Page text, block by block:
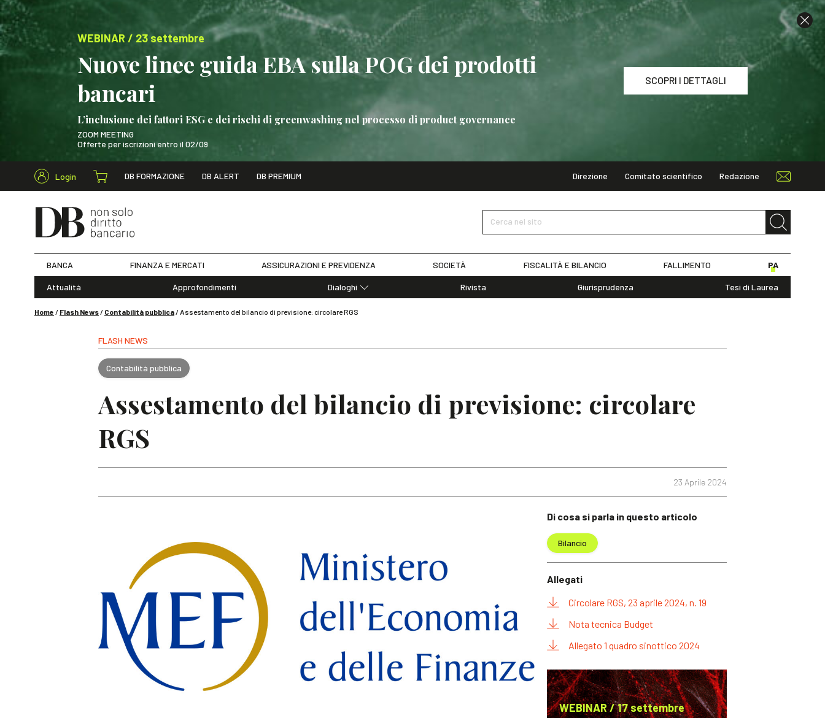
WEBINAR / 23 settembre
Nuove linee guida EBA sulla POG dei prodotti
bancari
L’inclusione dei fattori ESG e dei rischi di greenwashing nel processo di product governance
ZOOM MEETING
Offerte per iscrizioni entro il 02/09
SCOPRI I DETTAGLI
WEBINAR / 23 settembre Nuove linee guida EBA sulla POG dei prodotti bancari SCOPRI I DETTAGLI
Login DB FORMAZIONE DB ALERT DB PREMIUM Direzione Comitato scientifico Redazione
Cerca nel sito
Cerca nel sito
BANCA FINANZA E MERCATI ASSICURAZIONI E PREVIDENZA SOCIETÀ FISCALITÀ E BILANCIO FALLIMENTO PA
Attualità Approfondimenti
Dialoghi
Rivista Giurisprudenza Tesi di Laurea
Home / Flash News/ Contabilità pubblica/Assestamento del bilancio di previsione: circolare RGS
FLASH NEWS
Contabilità pubblica
Assestamento del bilancio di previsione: circolare
RGS
23 Aprile 2024
Di cosa si parla in questo articolo
Bilancio
Allegati
Circolare RGS, 23 aprile 2024, n. 19
Nota tecnica Budget
Allegato 1 quadro sinottico 2024
WEBINAR / 17 settembre